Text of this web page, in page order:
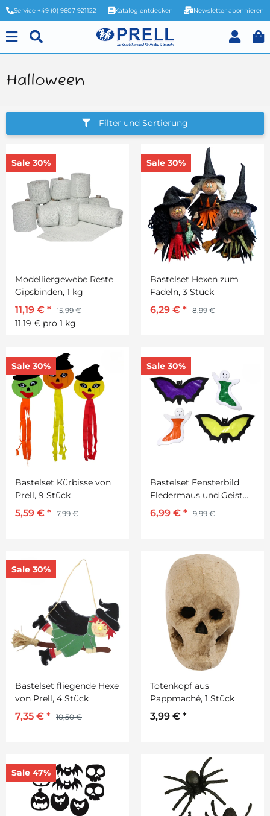
Service +49 (0) 9607 921122 Katalog entdecken Newsletter abonnieren
Halloween
Filter und Sortierung
Sale 30%
Modelliergewebe Reste
Gipsbinden, 1 kg
11,19 € * 15,99 €
11,19 € pro 1 kg
Sale 30%
Bastelset Hexen zum
Fädeln, 3 Stück
6,29 € * 8,99 €
Sale 30%
Bastelset Kürbisse von
Prell, 9 Stück
5,59 € * 7,99 €
Sale 30%
Bastelset Fensterbild
Fledermaus und Geist
von Prell, 20 Stück
6,99 € * 9,99 €
Sale 30%
Bastelset fliegende Hexe
von Prell, 4 Stück
7,35 € * 10,50 €
Totenkopf aus
Pappmaché, 1 Stück
3,99 € *
Sale 47%